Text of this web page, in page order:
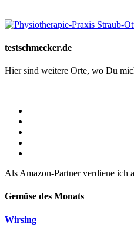
testschmecker.de
Hier sind weitere Orte, wo Du
Als Amazon-Partner verdiene ich
Gemüse des Monats
Wirsing